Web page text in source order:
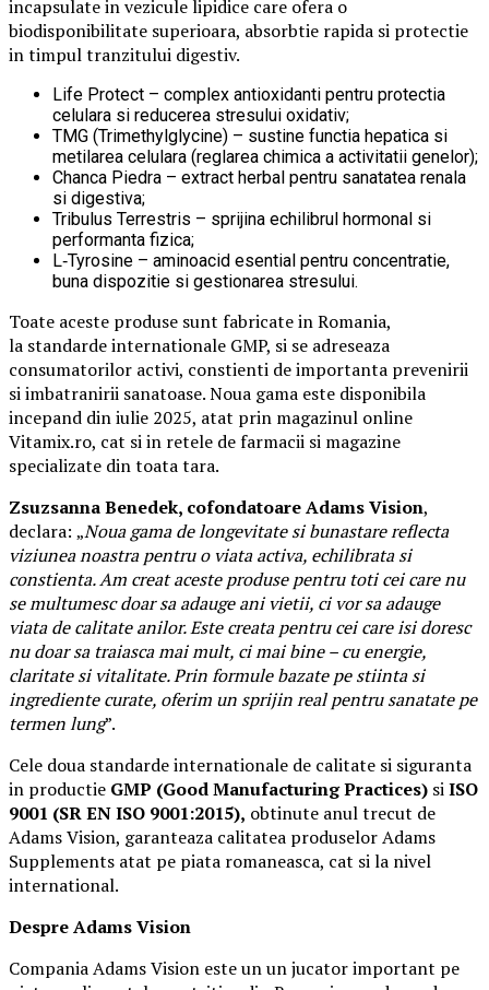
incapsulate in vezicule lipidice care ofera o
biodisponibilitate superioara, absorbtie rapida si protectie
in timpul tranzitului digestiv.
Life Protect – complex antioxidanti pentru protectia
celulara si reducerea stresului oxidativ;
TMG (Trimethylglycine) – sustine functia hepatica si
metilarea celulara (reglarea chimica a activitatii genelor);
Chanca Piedra – extract herbal pentru sanatatea renala
si digestiva;
Tribulus Terrestris – sprijina echilibrul hormonal si
performanta fizica;
L‑Tyrosine – aminoacid esential pentru concentratie,
buna dispozitie si gestionarea stresului.
Toate aceste produse sunt fabricate in Romania,
la standarde internationale GMP, si se adreseaza
consumatorilor activi, constienti de importanta prevenirii
si imbatranirii sanatoase. Noua gama este disponibila
incepand din iulie 2025, atat prin magazinul online
Vitamix.ro, cat si in retele de farmacii si magazine
specializate din toata tara.
Zsuzsanna Benedek, cofondatoare Adams Vision,
declara: „Noua gama de longevitate si bunastare reflecta
viziunea noastra pentru o viata activa, echilibrata si
constienta. Am creat aceste produse pentru toti cei care nu
se multumesc doar sa adauge ani vietii, ci vor sa adauge
viata de calitate anilor. Este creata pentru cei care isi doresc
nu doar sa traiasca mai mult, ci mai bine – cu energie,
claritate si vitalitate. Prin formule bazate pe stiinta si
ingrediente curate, oferim un sprijin real pentru sanatate pe
termen lung”.
Cele doua standarde internationale de calitate si siguranta
in productie GMP (Good Manufacturing Practices) siISO
9001 (SR EN ISO 9001:2015), obtinute anul trecut de
Adams Vision, garanteaza calitatea produselor Adams
Supplements atat pe piata romaneasca, cat si la nivel
international.
Despre Adams Vision
Compania Adams Vision este un un jucator important pe